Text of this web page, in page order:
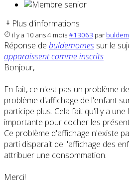
Plus d'informations
il y a 10 ans 4 mois#13063 par
Réponse de buldemomes sur le
apparaissent comme inscrits
Bonjour,
En fait, ce n'est pas un problème
problème d'affichage de l'enfant
participe plus. Cela fait qu'il y a
importante pour cocher les
Ce problème d'affichage n'existe
parti disparait de l'affichage des
attribuer une consommation.
Merci!